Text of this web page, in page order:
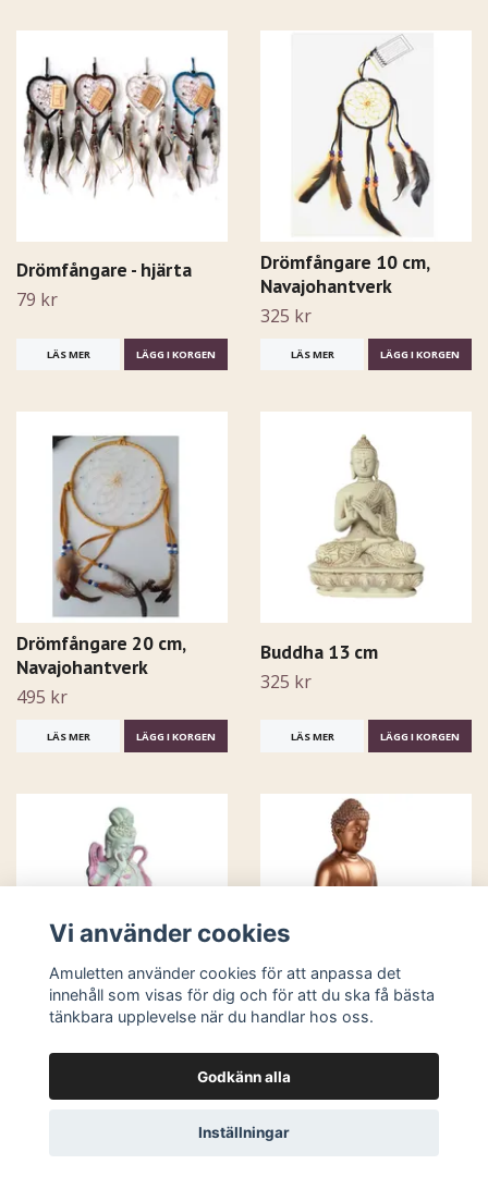
Drömfångare - hjärta
79 kr
LÄS MER LÄGG I KORGEN
Drömfångare 10 cm,
Navajohantverk
325 kr
LÄS MER LÄGG I KORGEN
Drömfångare 20 cm,
Navajohantverk
495 kr
LÄS MER LÄGG I KORGEN
Buddha 13 cm
325 kr
LÄS MER LÄGG I KORGEN
Kuan-Yin sittande på
lotus
Buddha - Earth Touching
29 cm
765 kr
Vi använder cookies
Amuletten använder cookies för att anpassa det
innehåll som visas för dig och för att du ska få bästa
tänkbara upplevelse när du handlar hos oss.
Godkänn alla
Inställningar